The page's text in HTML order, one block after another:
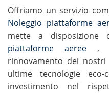
Offriamo un servizio
Noleggio piattaforme
mette a disposizione
piattaforme aeree ,
rinnovamento dei
ultime tecnologie
investimento nel